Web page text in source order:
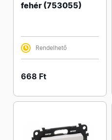
fehér (753055)
Rendelhető
668 Ft